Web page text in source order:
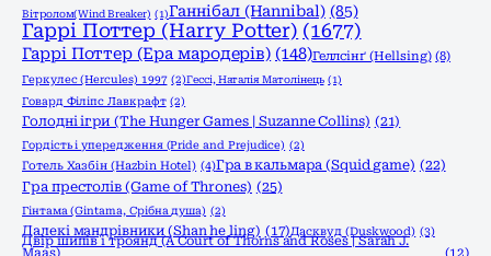
Вітролом(Wind Breaker) (1)Ганнібал (Hannibal) (85)
Гаррі Поттер (Harry Potter) (1677)
Гаррі Поттер (Ера мародерів) (148)Геллсінґ (Hellsing) (8)
Геркулес (Hercules) 1997 (2)Гессі, Наталія Матолінець (1)
Говард Філіпс Лавкрафт (2)
Голодні ігри (The Hunger Games | Suzanne Collins) (21)
Гордість і упередження (Pride and Prejudice) (2)
Готель Хазбін (Hazbin Hotel) (4)Гра в кальмара (Squid game) (22)
Гра престолів (Game of Thrones) (25)
Гінтама (Gintama, Срібна душа) (2)
Далекі мандрівники (Shan he ling) (17)Дасквуд (Duskwood) (3)
Двір шипів і троянд (A Court of Thorns and Roses | Sarah J.
Maas) (12)